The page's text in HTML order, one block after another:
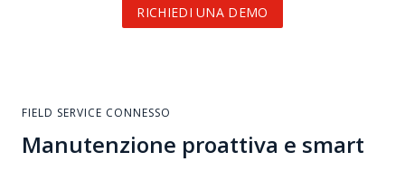
RICHIEDI UNA DEMO
FIELD SERVICE CONNESSO
Manutenzione proattiva e smart